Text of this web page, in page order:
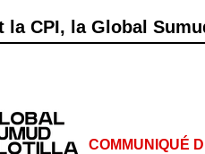
la CPI, la Global
COMMUNIQUÉ